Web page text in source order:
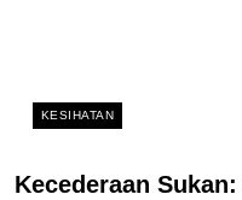
KESIHATAN
Kecederaan